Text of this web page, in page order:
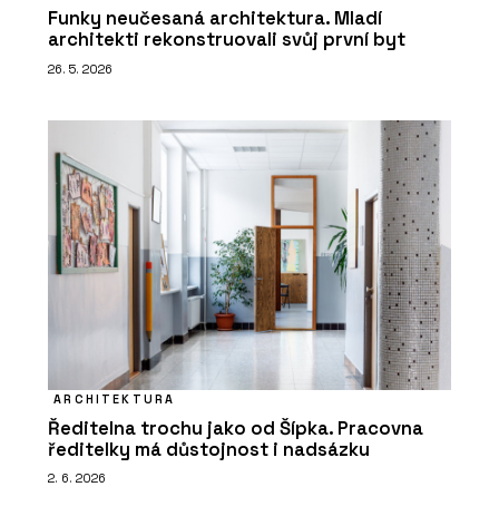
Funky neučesaná architektura. Mladí
architekti rekonstruovali svůj první byt
26. 5. 2026
ARCHITEKTURA
Ředitelna trochu jako od Šípka. Pracovna
ředitelky má důstojnost i nadsázku
2. 6. 2026